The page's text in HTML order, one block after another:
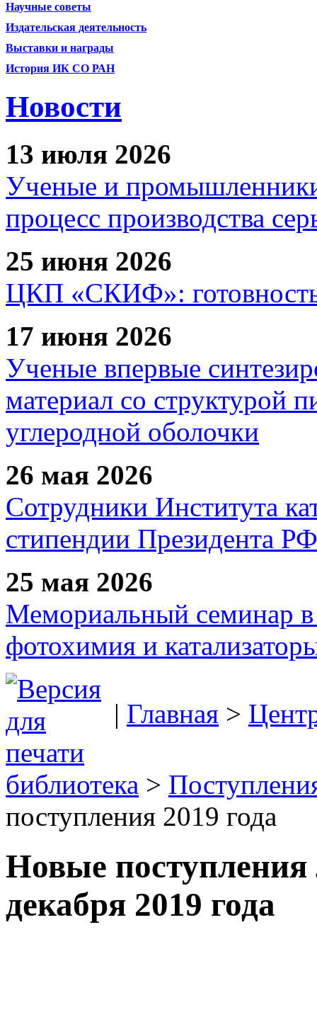
Научные советы
Издательская деятельность
Выставки и награды
История ИК СО РАН
Новости
13 июля 2026
Ученые и
процесс производства
25 июня 2026
ЦКП «СКИФ»: готовность
17 июня 2026
Ученые впервые
материал со структурой
углеродной оболочки
26 мая 2026
Сотрудники Института
стипендии Президента РФ
25 мая 2026
Мемориальный семинар в
фотохимия и
| Главная >
библиотека >
поступления 2019 года
Новые поступления
декабря 2019 года